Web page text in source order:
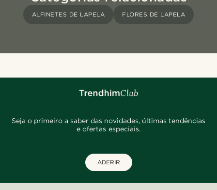
ALFINETES DE LAPELA FLORES DE LAPELA
Seja o primeiro a saber das novidades, últimas tendências
e ofertas especiais.
ADERIR